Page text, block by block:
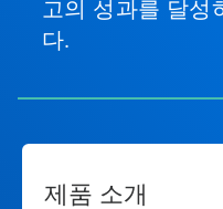
고의 성과를 달성
다.
제품 소개